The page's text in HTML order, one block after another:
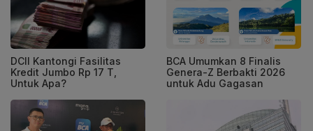
DCII Kantongi Fasilitas
Kredit Jumbo Rp 17 T,
Untuk Apa?
BCA Umumkan 8 Finalis
Genera-Z Berbakti 2026
untuk Adu Gagasan